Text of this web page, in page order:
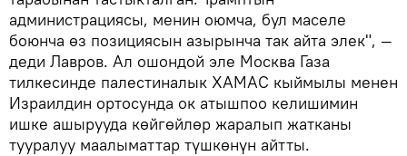
администрациясы, менин оюмча, бул маселе
боюнча өз позициясын азырынча так айта элек", —
деди Лавров. Ал ошондой эле Москва Газа
тилкесинде палестиналык ХАМАС кыймылы менен
Израилдин ортосунда ок атышпоо келишимин
ишке ашырууда көйгөйлөр жаралып жатканы
тууралуу маалыматтар түшкөнүн айтты.